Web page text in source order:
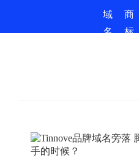
域
名
商
标